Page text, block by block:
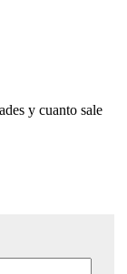
y cuanto sale